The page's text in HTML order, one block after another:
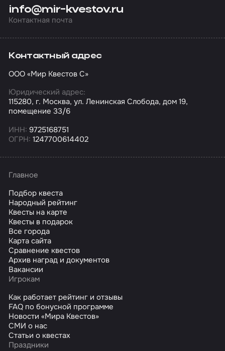
info@mir-kvestov.ru
Контактная почта
Контактный адрес
ООО «Мир Квестов С»
Юридический адрес:
115280, г. Москва, ул. Ленинская Слобода, дом 19,
помещение 33/6
ИНН: 9725168751
ОГРН: 1247700614402
Главное
Подбор квеста
Народный рейтинг
Квесты на карте
Квесты в подарок
Все города
Карта сайта
Сравнение квестов
Архив наград и документов
Вакансии
Игрокам
Как работает рейтинг и отзывы
FAQ по бонусной программе
Новости «Мира Квестов»
СМИ о нас
Статьи о квестах
Праздники